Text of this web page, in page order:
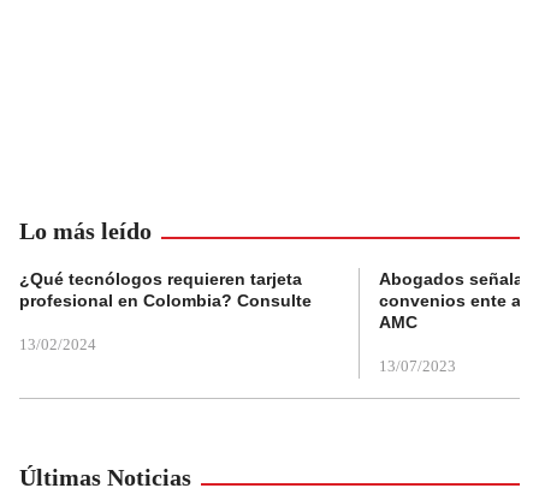
Lo más leído
¿Qué tecnólogos requieren tarjeta
profesional en Colombia? Consulte
13/02/2024
Abogados
convenios ente
AMC
13/07/2023
Últimas Noticias